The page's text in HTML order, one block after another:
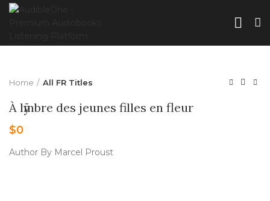
Home All FR Titles
À lӯmbre des jeunes filles en fleur
$0
Author By Marcel Proust